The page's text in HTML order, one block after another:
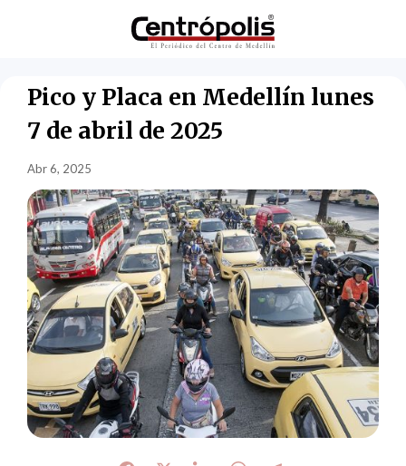
Pico y Placa en Medellín lunes
7 de abril de 2025
Abr 6, 2025